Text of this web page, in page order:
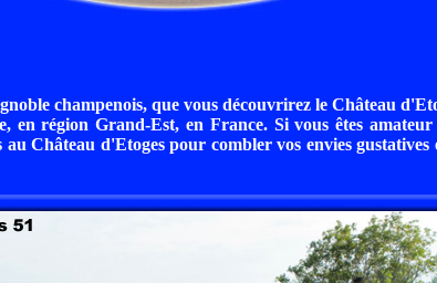
champenois, que vous découvrirez le Château
en région Grand-Est, en France. Si vous êtes
au Château d'Etoges pour combler vos envies gustatives